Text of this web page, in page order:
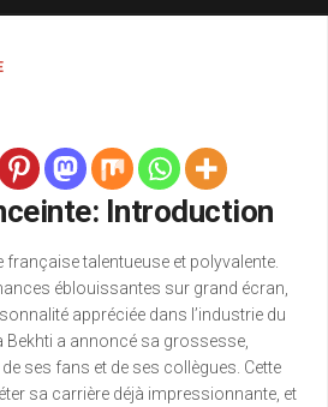
Introduction
française talentueuse et polyvalente.
éblouissantes sur grand écran,
appréciée dans l’industrie du
Bekhti a annoncé sa grossesse,
ses fans et de ses collègues. Cette
sa carrière déjà impressionnante, et